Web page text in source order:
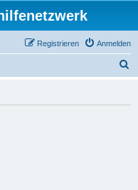
Anmelden
Registrieren